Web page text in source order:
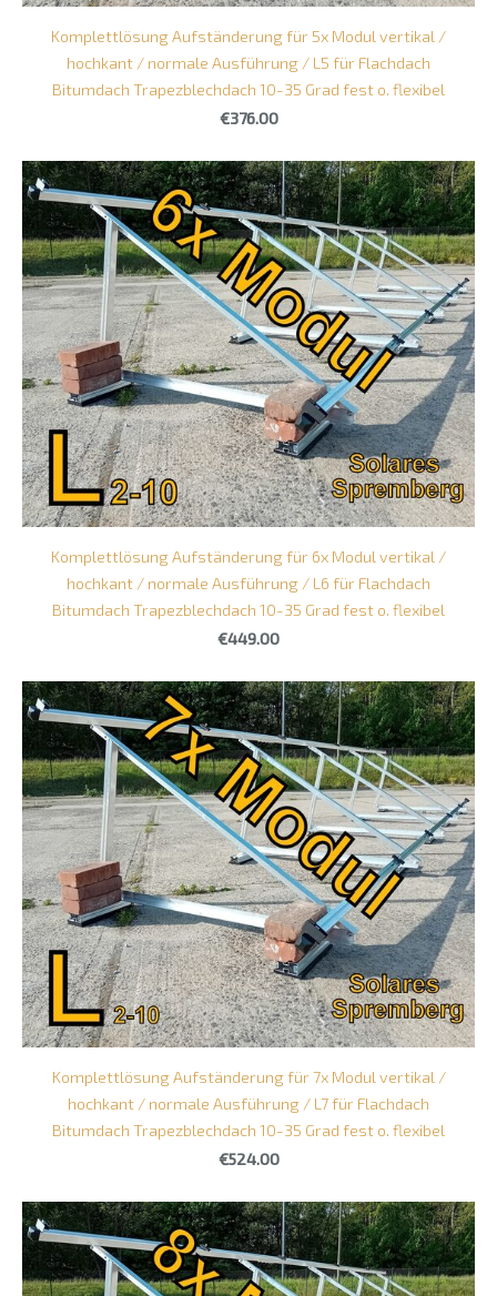
Komplettlösung Aufständerung für 5x Modul vertikal /
hochkant / normale Ausführung / L5 für Flachdach
Bitumdach Trapezblechdach 10-35 Grad fest o. flexibel
€376.00
Komplettlösung Aufständerung für 6x Modul vertikal /
hochkant / normale Ausführung / L6 für Flachdach
Bitumdach Trapezblechdach 10-35 Grad fest o. flexibel
€449.00
Komplettlösung Aufständerung für 7x Modul vertikal /
hochkant / normale Ausführung / L7 für Flachdach
Bitumdach Trapezblechdach 10-35 Grad fest o. flexibel
€524.00